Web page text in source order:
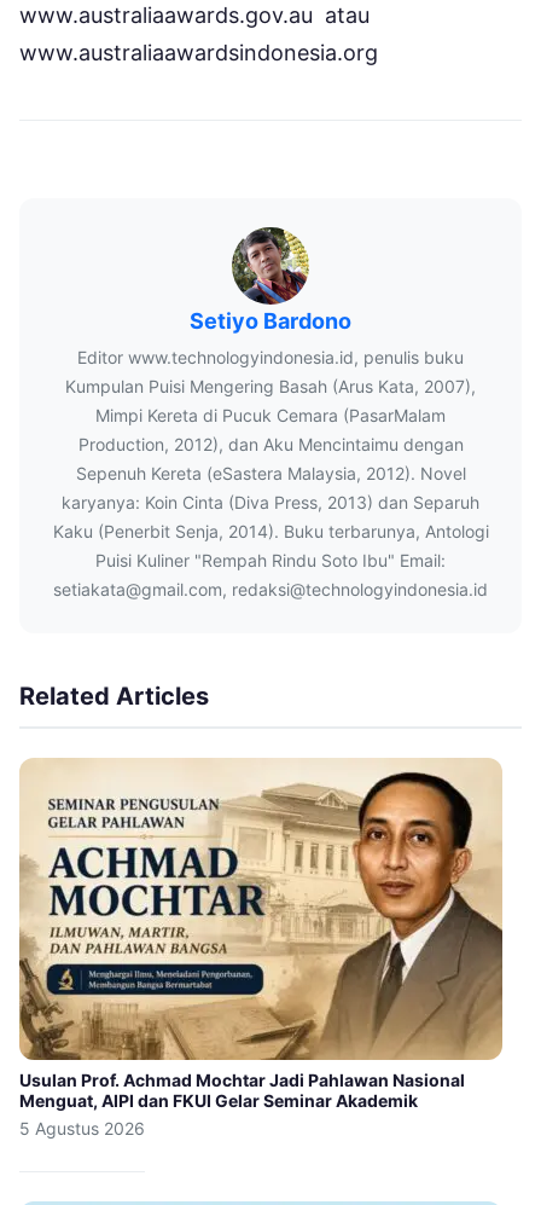
www.australiaawards.gov.au atau
www.australiaawardsindonesia.org
Setiyo Bardono
Editor www.technologyindonesia.id, penulis buku
Kumpulan Puisi Mengering Basah (Arus Kata, 2007),
Mimpi Kereta di Pucuk Cemara (PasarMalam
Production, 2012), dan Aku Mencintaimu dengan
Sepenuh Kereta (eSastera Malaysia, 2012). Novel
karyanya: Koin Cinta (Diva Press, 2013) dan Separuh
Kaku (Penerbit Senja, 2014). Buku terbarunya, Antologi
Puisi Kuliner "Rempah Rindu Soto Ibu" Email:
setiakata@gmail.com, redaksi@technologyindonesia.id
Related Articles
Usulan Prof. Achmad Mochtar Jadi Pahlawan Nasional
Menguat, AIPI dan FKUI Gelar Seminar Akademik
5 Agustus 2026